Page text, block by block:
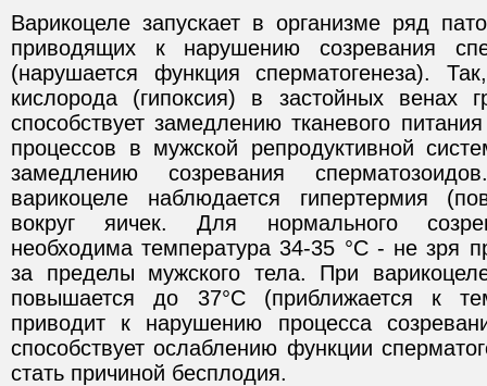
Варикоцеле запускает в организме ряд
приводящих к нарушению созревания
(нарушается функция сперматогенеза).
кислорода (гипоксия) в застойных венах
способствует замедлению тканевого
процессов в мужской репродуктивной
замедлению созревания
варикоцеле наблюдается гипертермия
вокруг яичек. Для нормального
необходима температура 34-35 °С - не зря
за пределы мужского тела. При
повышается до 37°С (приближается к
приводит к нарушению процесса
способствует ослаблению функции
стать причиной бесплодия.